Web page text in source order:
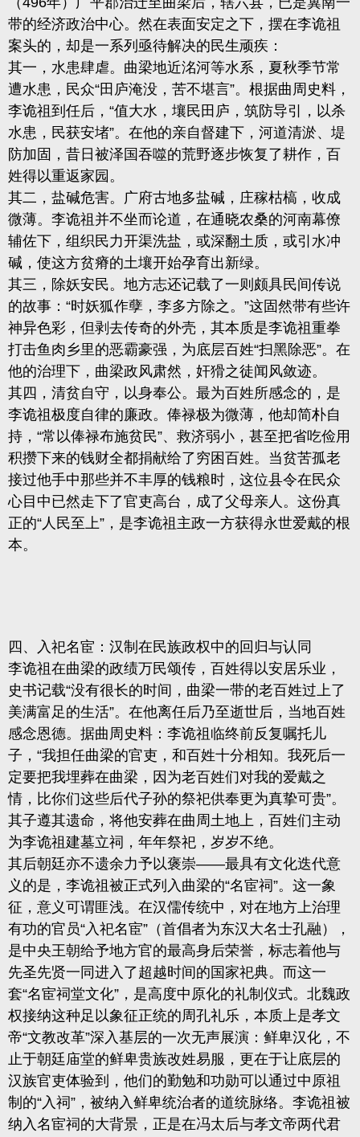
带的经济政治中心。然在表面安定之下，摆在李诡祖
案头的，却是一系列亟待解决的民生顽疾：
其一，水患肆虐。曲梁地近洺河等水系，夏秋季节常
遭水患，民众“田庐淹没，苦不堪言”。根据曲周史料，
李诡祖到任后，“值大水，壤民田庐，筑防导引，以杀
水患，民获安堵”。在他的亲自督建下，河道清淤、堤
防加固，昔日被泽国吞噬的荒野逐步恢复了耕作，百
姓得以重返家园。
其二，盐碱危害。广府古地多盐碱，庄稼枯槁，收成
微薄。李诡祖并不坐而论道，在通晓农桑的河南幕僚
辅佐下，组织民力开渠洗盐，或深翻土质，或引水冲
碱，使这方贫瘠的土壤开始孕育出新绿。
其三，除妖安民。地方志还记载了一则颇具民间传说
的故事：“时妖狐作孽，李多方除之。”这固然带有些许
神异色彩，但剥去传奇的外壳，其本质是李诡祖重拳
打击鱼肉乡里的恶霸豪强，为底层百姓“扫黑除恶”。在
他的治理下，曲梁政风肃然，奸猾之徒闻风敛迹。
其四，清贫自守，以身奉公。最为百姓所感念的，是
李诡祖极度自律的廉政。俸禄极为微薄，他却简朴自
持，“常以俸禄布施贫民”、救济弱小，甚至把省吃俭用
积攒下来的钱财全都捐献给了穷困百姓。当贫苦孤老
接过他手中那些并不丰厚的钱粮时，这位县令在民众
心目中已然走下了官吏高台，成了父母亲人。这份真
正的“人民至上”，是李诡祖主政一方获得永世爱戴的根
本。
四、入祀名宦：汉制在民族政权中的回归与认同
李诡祖在曲梁的政绩万民颂传，百姓得以安居乐业，
史书记载“没有很长的时间，曲梁一带的老百姓过上了
美满富足的生活”。在他离任后乃至逝世后，当地百姓
感念恩德。据曲周史料：李诡祖临终前反复嘱托儿
子，“我担任曲梁的官吏，和百姓十分相知。我死后一
定要把我埋葬在曲梁，因为老百姓们对我的爱戴之
情，比你们这些后代子孙的祭祀供奉更为真挚可贵”。
其子遵其遗命，将他安葬在曲周土地上，百姓们主动
为李诡祖建墓立祠，年年祭祀，岁岁不绝。
其后朝廷亦不遗余力予以褒崇——最具有文化迭代意
义的是，李诡祖被正式列入曲梁的“名宦祠”。这一象
征，意义可谓匪浅。在汉儒传统中，对在地方上治理
有功的官员“入祀名宦”（首倡者为东汉大名士孔融），
是中央王朝给予地方官的最高身后荣誉，标志着他与
先圣先贤一同进入了超越时间的国家祀典。而这一
套“名宦祠堂文化”，是高度中原化的礼制仪式。北魏政
权接纳这种足以象征正统的周孔礼乐，本质上是孝文
帝“文教改革”深入基层的一次无声展演：鲜卑汉化，不
止于朝廷庙堂的鲜卑贵族改姓易服，更在于让底层的
汉族官吏体验到，他们的勤勉和功勋可以通过中原祖
制的“入祠”，被纳入鲜卑统治者的道统脉络。李诡祖被
纳入名宦祠的大背景，正是在冯太后与孝文帝两代君